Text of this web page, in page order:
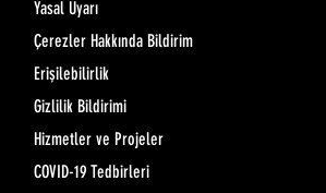
Yasal Uyarı
Çerezler Hakkında Bildirim
Erişilebilirlik
Gizlilik Bildirimi
Hizmetler ve Projeler
COVID-19 Tedbirleri